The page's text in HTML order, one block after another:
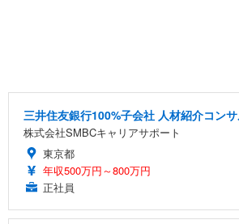
三井住友銀行100%子会社 人材紹介コン
株式会社SMBCキャリアサポート
東京都
年収500万円～800万円
正社員